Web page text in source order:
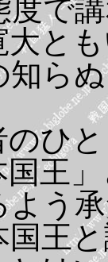
で
と
知ら
ひ
王
う
王